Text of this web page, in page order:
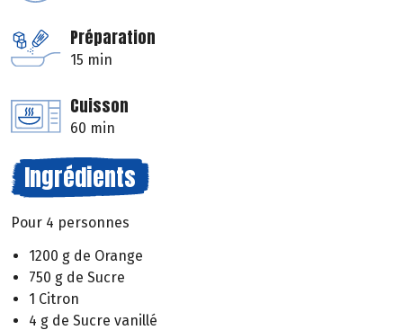
Préparation
15 min
Cuisson
60 min
Ingrédients
Pour 4 personnes
1200 g de Orange
750 g de Sucre
1 Citron
4 g de Sucre vanillé